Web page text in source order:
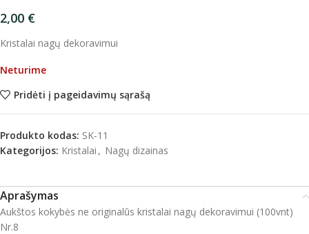
2,00 €
Kristalai nagų dekoravimui
Neturime
Pridėti į pageidavimų sąrašą
Produkto kodas: SK-11
Kategorijos: Kristalai , Nagų dizainas
Aprašymas
Aukštos kokybės ne originalūs kristalai nagų dekoravimui (100vnt)
Nr.8